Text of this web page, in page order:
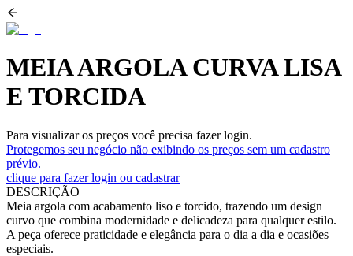
MEIA ARGOLA CURVA LISA
E TORCIDA
Para visualizar os preços você precisa fazer login.
Protegemos seu negócio não exibindo os preços sem um cadastro
prévio.
clique para fazer login ou cadastrar
DESCRIÇÃO
Meia argola com acabamento liso e torcido, trazendo um design
curvo que combina modernidade e delicadeza para qualquer estilo.
A peça oferece praticidade e elegância para o dia a dia e ocasiões
especiais.